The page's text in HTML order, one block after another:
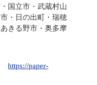
国立市・武蔵村山
・日の出町・瑞穂
きる野市・奥多摩
https://paper-